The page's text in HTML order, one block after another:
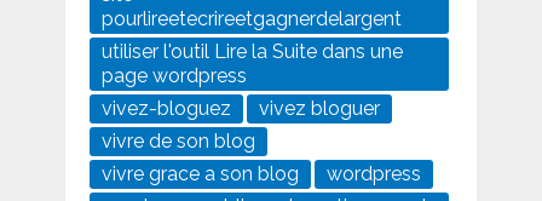
pourlireetecrireetgagnerdelargent
utiliser l'outil Lire la Suite dans une
page wordpress
vivez-bloguez
vivez bloguer
vivre de son blog
vivre grace a son blog
wordpress